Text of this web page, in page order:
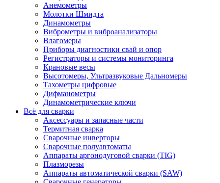
Анемометры
Молотки Шмидта
Динамометры
Виброметры и виброанализаторы
Влагомеры
Приборы диагностики свай и опор
Регистраторы и системы мониторинга
Крановые весы
Высотомеры, Ультразвуковые Дальномеры
Тахометры цифровые
Дифманометры
Динамометрические ключи
Всё для сварки
Аксессуары и запасные части
Термитная сварка
Сварочные инверторы
Сварочные полуавтоматы
Аппараты аргонодуговой сварки (TIG)
Плазморезы
Аппараты автоматической сварки (SAW)